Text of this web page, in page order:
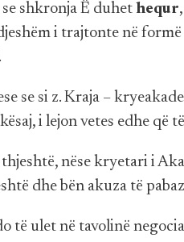
shkronja Ë duhet hequr
i trajtonte në
se si z. Kraja –
i lejon vetes edhe që
nëse kryetari i
dhe bën akuza të
të ulet në tavolinë